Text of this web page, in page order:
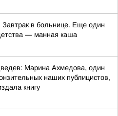
в больнице. Еще один
— манная каша
Марина Ахмедова, один
наших публицистов,
книгу